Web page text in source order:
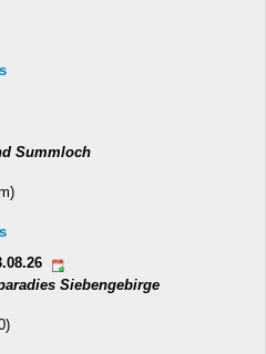
Summloch
Siebengebirge